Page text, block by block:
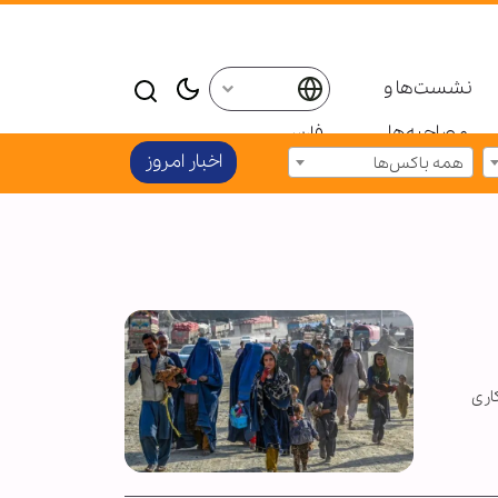
نشست‌ها و
مصاحبه‌ها
فارسی
همه باکس‌ها اخبار امروز